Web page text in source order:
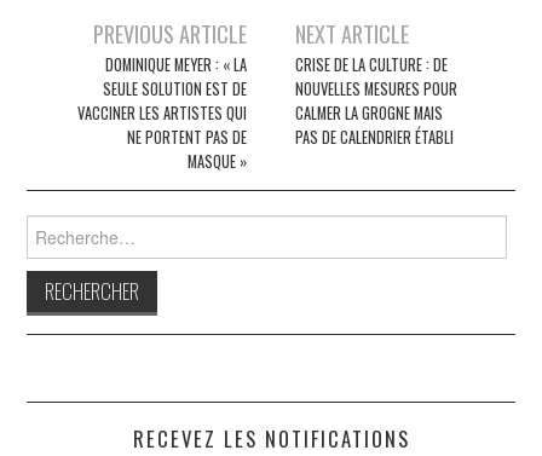
Navigation
articles
PREVIOUS ARTICLE
DOMINIQUE MEYER : « LA
SEULE SOLUTION EST DE
VACCINER LES ARTISTES QUI
NE PORTENT PAS DE
MASQUE »
NEXT ARTICLE
CRISE DE LA CULTURE : DE
NOUVELLES MESURES POUR
CALMER LA GROGNE MAIS
PAS DE CALENDRIER ÉTABLI
Rechercher :
RECEVEZ LES NOTIFICATIONS